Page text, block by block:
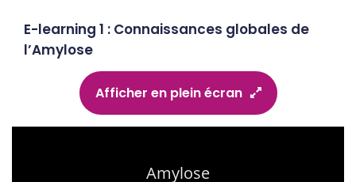
E-learning 1 : Connaissances globales de
l’Amylose
Afficher en plein écran